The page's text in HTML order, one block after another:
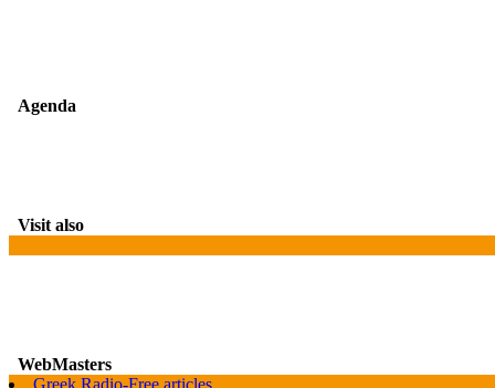
Agenda
Visit also
WebMasters
Greek Radio-Free articles